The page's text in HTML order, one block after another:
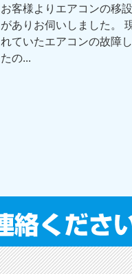
お客様よりエアコンの移
がありお伺いしました。
れていたエアコンの故障
たの...